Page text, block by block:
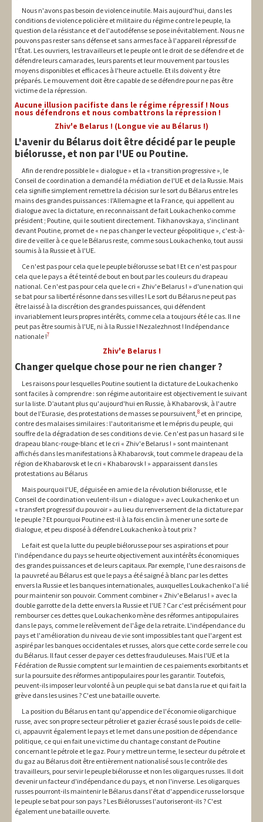
Nous n'avons pas besoin de violence inutile. Mais aujourd'hui, dans les
conditions de violence policière et militaire du régime contre le peuple, la
question de la résistance et de l'autodéfense se pose inévitablement. Nous ne
pouvons pas rester sans défense et sans armes face à l'appareil répressif de
l'État. Les ouvriers, les travailleurs et le peuple ont le droit de se défendre et de
défendre leurs camarades, leurs parents et leur mouvement par tous les
moyens disponibles et efficaces à l'heure actuelle. Et ils doivent y être
préparés. Le mouvement doit être capable de se défendre pour ne pas être
victime de la répression.
Aucune illusion pacifiste dans le régime répressif ! Nous
nous défendrons et nous combattrons la répression !
Zhiv'e Belarus ! (Longue vie au Bélarus !)
L'avenir du Bélarus doit être décidé par le peuple
biélorusse, et non par l'UE ou Poutine.
Afin de rendre possible le « dialogue » et la « transition progressive », le
Conseil de coordination a demandé la médiation de l'UE et de la Russie. Mais
cela signifie simplement remettre la décision sur le sort du Bélarus entre les
mains des grandes puissances : l'Allemagne et la France, qui appellent au
dialogue avec la dictature, en reconnaissant de fait Loukachenko comme
président ; Poutine, qui le soutient directement. Tikhanovskaya, s'inclinant
devant Poutine, promet de « ne pas changer le vecteur géopolitique », c'est-à-
dire de veiller à ce que le Bélarus reste, comme sous Loukachenko, tout aussi
soumis à la Russie et à l'UE.
Ce n'est pas pour cela que le peuple biélorusse se bat ! Et ce n'est pas pour
cela que le pays a été teinté de bout en bout par les couleurs du drapeau
national. Ce n'est pas pour cela que le cri « Zhiv'e Belarus ! » d'une nation qui
se bat pour sa liberté résonne dans ses villes ! Le sort du Bélarus ne peut pas
être laissé à la discrétion des grandes puissances, qui défendent
invariablement leurs propres intérêts, comme cela a toujours été le cas. Il ne
peut pas être soumis à l'UE, ni à la Russie ! Nezalezhnost ! Indépendance
nationale !7
Zhiv'e Belarus !
Changer quelque chose pour ne rien changer ?
Les raisons pour lesquelles Poutine soutient la dictature de Loukachenko
sont faciles à comprendre : son régime autoritaire est objectivement le suivant
sur la liste. D’autant plus qu'aujourd'hui en Russie, à Khabarovsk, à l'autre
bout de l'Eurasie, des protestations de masses se poursuivent,8 et en principe,
contre des malaises similaires : l'autoritarisme et le mépris du peuple, qui
souffre de la dégradation de ses conditions de vie. Ce n'est pas un hasard si le
drapeau blanc-rouge-blanc et le cri « Zhiv'e Belarus ! » sont maintenant
affichés dans les manifestations à Khabarovsk, tout comme le drapeau de la
région de Khabarovsk et le cri « Khabarovsk ! » apparaissent dans les
protestations au Bélarus
Mais pourquoi l'UE, déguisée en amie de la révolution biélorusse, et le
Conseil de coordination veulent-ils un « dialogue » avec Loukachenko et un
« transfert progressif du pouvoir » au lieu du renversement de la dictature par
le peuple ? Et pourquoi Poutine est-il à la fois enclin à mener une sorte de
dialogue, et peu disposé à défendre Loukachenko à tout prix ?
Le fait est que la lutte du peuple biélorusse pour ses aspirations et pour
l'indépendance du pays se heurte objectivement aux intérêts économiques
des grandes puissances et de leurs capitaux. Par exemple, l'une des raisons de
la pauvreté au Bélarus est que le pays a été saigné à blanc par les dettes
envers la Russie et les banques internationales, auxquelles Loukachenko l'a lié
pour maintenir son pouvoir. Comment combiner « Zhiv'e Belarus ! » avec la
double garrotte de la dette envers la Russie et l'UE ? Car c'est précisément pour
rembourser ces dettes que Loukachenko mène des réformes antipopulaires
dans le pays, comme le relèvement de l'âge de la retraite. L'indépendance du
pays et l'amélioration du niveau de vie sont impossibles tant que l'argent est
aspiré par les banques occidentales et russes, alors que cette corde serre le cou
du Bélarus. Il faut cesser de payer ces dettes frauduleuses. Mais l'UE et la
Fédération de Russie comptent sur le maintien de ces paiements exorbitants et
sur la poursuite des réformes antipopulaires pour les garantir. Toutefois,
peuvent-ils imposer leur volonté à un peuple qui se bat dans la rue et qui fait la
grève dans les usines ? C'est une bataille ouverte.
La position du Bélarus en tant qu'appendice de l'économie oligarchique
russe, avec son propre secteur pétrolier et gazier écrasé sous le poids de celle-
ci, appauvrit également le pays et le met dans une position de dépendance
politique, ce qui en fait une victime du chantage constant de Poutine
concernant le pétrole et le gaz. Pour y mettre un terme, le secteur du pétrole et
du gaz au Bélarus doit être entièrement nationalisé sous le contrôle des
travailleurs, pour servir le peuple biélorusse et non les oligarques russes. Il doit
devenir un facteur d'indépendance du pays, et non l'inverse. Les oligarques
russes pourront-ils maintenir le Bélarus dans l'état d'appendice russe lorsque
le peuple se bat pour son pays ? Les Biélorusses l'autoriseront-ils ? C'est
également une bataille ouverte.